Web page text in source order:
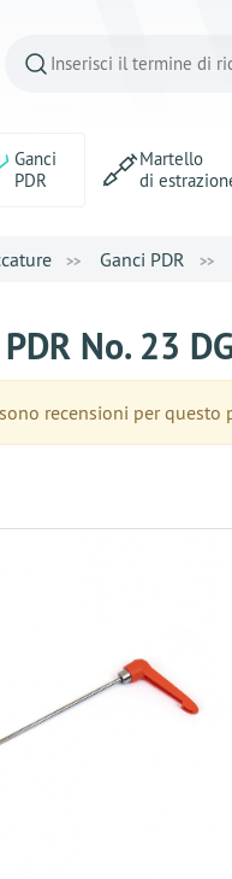
Ganci
PDR
Martello
di
Ganci PDR
No. 23
recensioni per questo